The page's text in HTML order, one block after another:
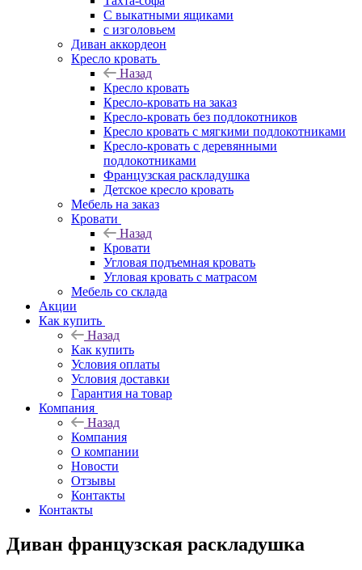
С выкатными ящиками
с изголовьем
Диван аккордеон
Кресло кровать
Назад
Кресло кровать
Кресло-кровать на заказ
Кресло-кровать без подлокотников
Кресло кровать с мягкими подлокотниками
Кресло-кровать с деревянными
подлокотниками
Французская раскладушка
Детское кресло кровать
Мебель на заказ
Кровати
Назад
Кровати
Угловая подъемная кровать
Угловая кровать с матрасом
Мебель со склада
Акции
Как купить
Назад
Как купить
Условия оплаты
Условия доставки
Гарантия на товар
Компания
Назад
Компания
О компании
Новости
Отзывы
Контакты
Контакты
Диван французская раскладушка